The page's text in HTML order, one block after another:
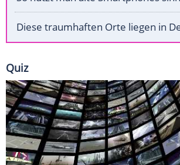
Diese traumhaften Orte liegen in
Quiz